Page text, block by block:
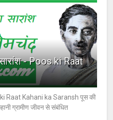
- Poos ki Raat
ki Raat Kahani ka Saransh पूस की
ग्रामीण जीवन से संबंधित